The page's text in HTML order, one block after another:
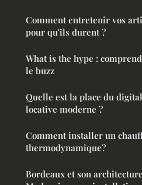
Comment entretenir vos
pour qu'ils durent ?
What is the hype :
le buzz
Quelle est la place du
locative moderne ?
Comment installer un
thermodynamique?
Bordeaux et son